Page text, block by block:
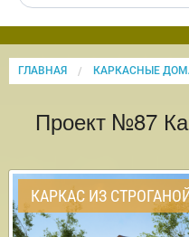
ГЛАВНАЯ КАРКАСНЫЕ
Проект №87
КАРКАС ИЗ